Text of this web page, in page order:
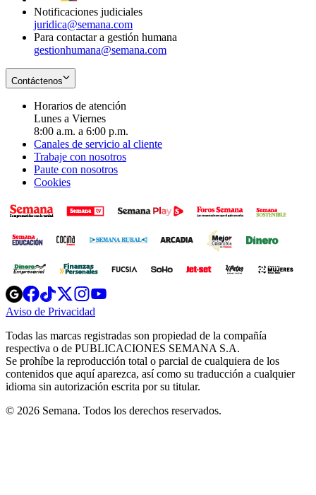
Notificaciones judiciales
juridica@semana.com
Para contactar a gestión humana
gestionhumana@semana.com
Contáctenos
Horarios de atención
Lunes a Viernes
8:00 a.m. a 6:00 p.m.
Canales de servicio al cliente
Trabaje con nosotros
Paute con nosotros
Cookies
Opens
in
new
Opens
in
new
Opens
in
new
window
Opens
new
windowwindow
Aviso de Privacidad
new
window
Todas las marcas registradas son propiedad de la compañía
respectiva o de PUBLICACIONES SEMANA S.A.
Se prohíbe la reproducción total o parcial de cualquiera de los
contenidos que aquí aparezca, así como su traducción a cualquier
idioma sin autorización escrita por su titular.
© 2026 Semana. Todos los derechos reservados.